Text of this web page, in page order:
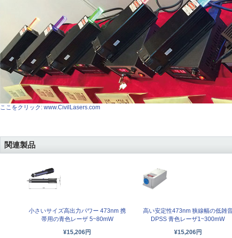
ここをクリック: www.CivilLasers.com
関連製品
小さいサイズ高出力パワー 473nm 携
帯用の青色レーザ 5~80mW
¥15,206円
高い安定性473nm 狭線幅の低雑
DPSS 青色レーザ1~300mW
¥15,206円